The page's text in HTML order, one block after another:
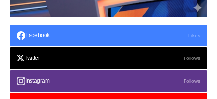
Facebook Likes
Twitter Follows
Instagram Follows